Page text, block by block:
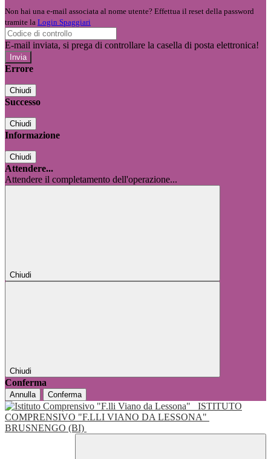
Non hai una e-mail associata al nome utente? Effettua il reset della password
tramite la Login Spaggiari
E-mail inviata, si prega di controllare la casella di posta elettronica!
Errore
Chiudi
Successo
Chiudi
Informazione
Chiudi
Attendere...
Attendere il completamento dell'operazione...
Chiudi
Chiudi
Conferma
Annulla Conferma
ISTITUTO
COMPRENSIVO "F.LLI VIANO DA LESSONA"
BRUSNENGO (BI)